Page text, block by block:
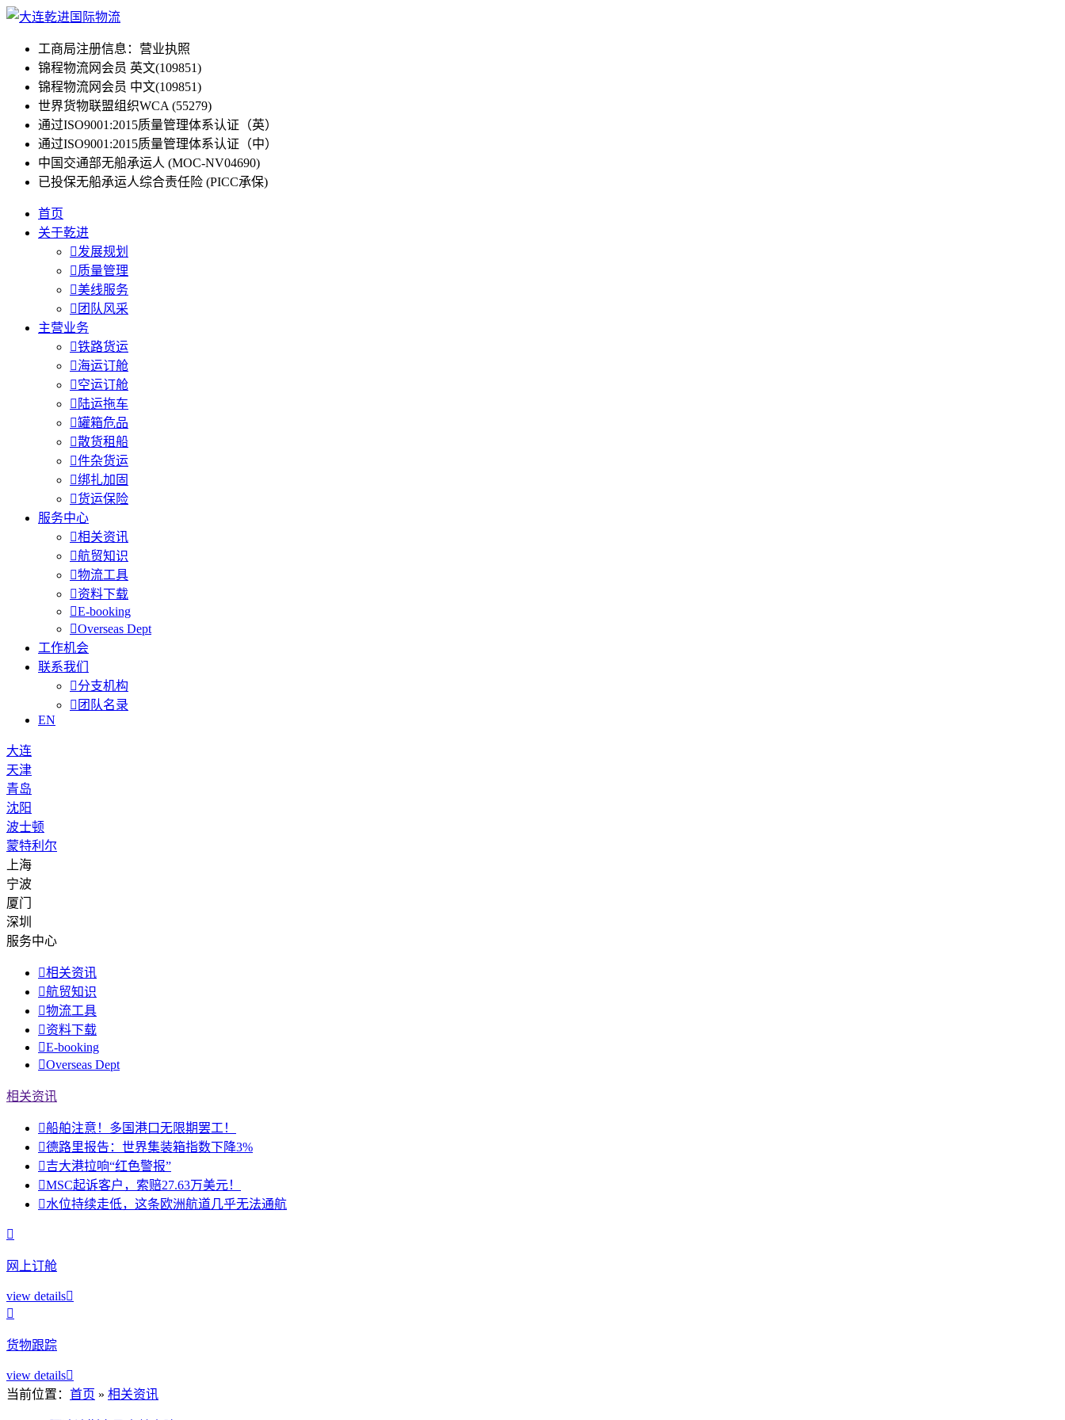
工商局注册信息：营业执照
锦程物流网会员 英文(109851)
锦程物流网会员 中文(109851)
世界货物联盟组织WCA (55279)
通过ISO9001:2015质量管理体系认证（英）
通过ISO9001:2015质量管理体系认证（中）
中国交通部无船承运人 (MOC-NV04690)
已投保无船承运人综合责任险 (PICC承保)
首页
关于乾进
发展规划
质量管理
美线服务
 团队风采
主营业务
铁路货运
海运订舱
空运订舱
 陆运拖车
罐箱危品
散货租船
件杂货运
绑扎加固
货运保险
服务中心
相关资讯
航贸知识
物流工具
资料下载
E-booking
Overseas Dept
工作机会
联系我们
分支机构
 团队名录
EN
大连
天津
青岛
沈阳
波士顿
蒙特利尔
上海
宁波
厦门
深圳
服务中心
相关资讯
航贸知识
物流工具
资料下载
E-booking
Overseas Dept
相关资讯
船舶注意！多国港口无限期罢工！
德路里报告：世界集装箱指数下降3%
吉大港拉响“红色警报”
MSC起诉客户，索赔27.63万美元！
水位持续走低，这条欧洲航道几乎无法通航

网上订舱
view details

货物跟踪
view details
当前位置： 首页 » 相关资讯